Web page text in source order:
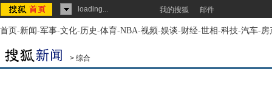
loading... 我的搜狐 邮件
首页-新闻-军事-文化-历史-体育-NBA-视频-娱谈-财经-世相-科技-汽车-房
> 综合